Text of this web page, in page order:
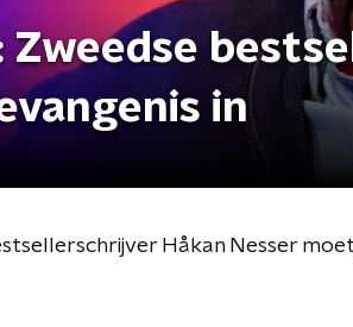
in
Håkan Nesser